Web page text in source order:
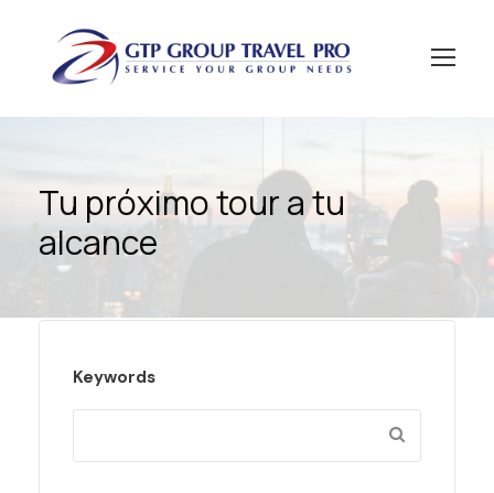
Tu próximotoura tu
alcance
Keywords